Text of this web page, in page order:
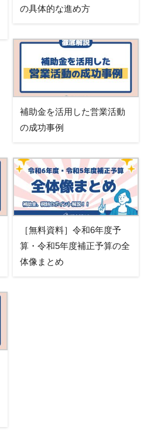
の具体的な進め方
補助金を活用した営業活動
の成功事例
［無料資料］令和6年度予
算・令和5年度補正予算の全
体像まとめ